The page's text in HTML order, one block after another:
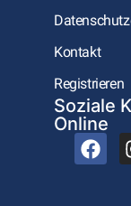
Kontakt
Registrieren
Soziale
Online